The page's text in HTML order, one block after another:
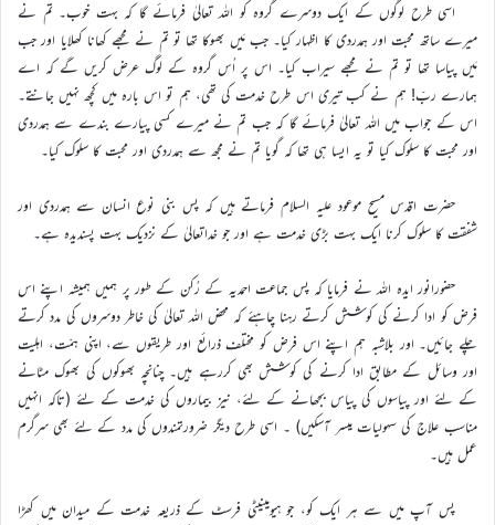
اسی طرح لوگوں کے ایک دوسرے گروہ کو اللہ تعالیٰ فرمائے گا کہ بہت خوب۔ تم نے
میرے ساتھ محبت اور ہمدردی کا اظہار کیا۔ جب مَیں بھوکا تھا تو تم نے مجھے کھانا کھلایا اور جب
مَیں پیاسا تھا تو تم نے مجھے سیراب کیا۔ اس پر اُس گروہ کے لوگ عرض کریں گے کہ اے
ہمارے ربّ! ہم نے کب تیری اس طرح خدمت کی تھی، ہم تو اس بارہ میں کچھ نہیں جانتے۔
اس کے جواب میں اللہ تعالیٰ فرمائے گا کہ جب تم نے میرے کسی پیارے بندے سے ہمدردی
اور محبت کا سلوک کیا تو یہ ایسا ہی تھا کہ گویا تم نے مجھ سے ہمدردی اور محبت کا سلوک کیا۔
حضرت اقدس مسیح موعود علیہ السلام فرماتے ہیں کہ پس بنی نوع انسان سے ہمدردی اور
شفقت کا سلوک کرنا ایک بہت بڑی خدمت ہے اور جو خداتعالیٰ کے نزدیک بہت پسندیدہ ہے۔
حضورانور ایدہ اللہ نے فرمایا کہ پس جماعت احمدیہ کے رُکن کے طور پر ہمیں ہمیشہ اپنے اس
فرض کو ادا کرنے کی کوشش کرتے رہنا چاہئے کہ محض اللہ تعالیٰ کی خاطر دوسروں کی مدد کرتے
چلے جائیں۔ اور بلاشبہ ہم اپنے اس فرض کو مختلف ذرائع اور طریقوں سے، اپنی ہمّت، اہلیت
اور وسائل کے مطابق ادا کرنے کی کوشش بھی کررہے ہیں۔ چنانچہ بھوکوں کی بھوک مٹانے
کے لئے اور پیاسوں کی پیاس بجھانے کے لئے، نیز بیماروں کی خدمت کے لئے (تاکہ انہیں
مناسب علاج کی سہولیات میسر آسکیں) ۔ اسی طرح دیگر ضرورتمندوں کی مدد کے لئے بھی سرگرم
عمل ہیں۔
پس آپ میں سے ہر ایک کو، جو ہیومینیٹی فرسٹ کے ذریعہ خدمت کے میدان میں کھڑا